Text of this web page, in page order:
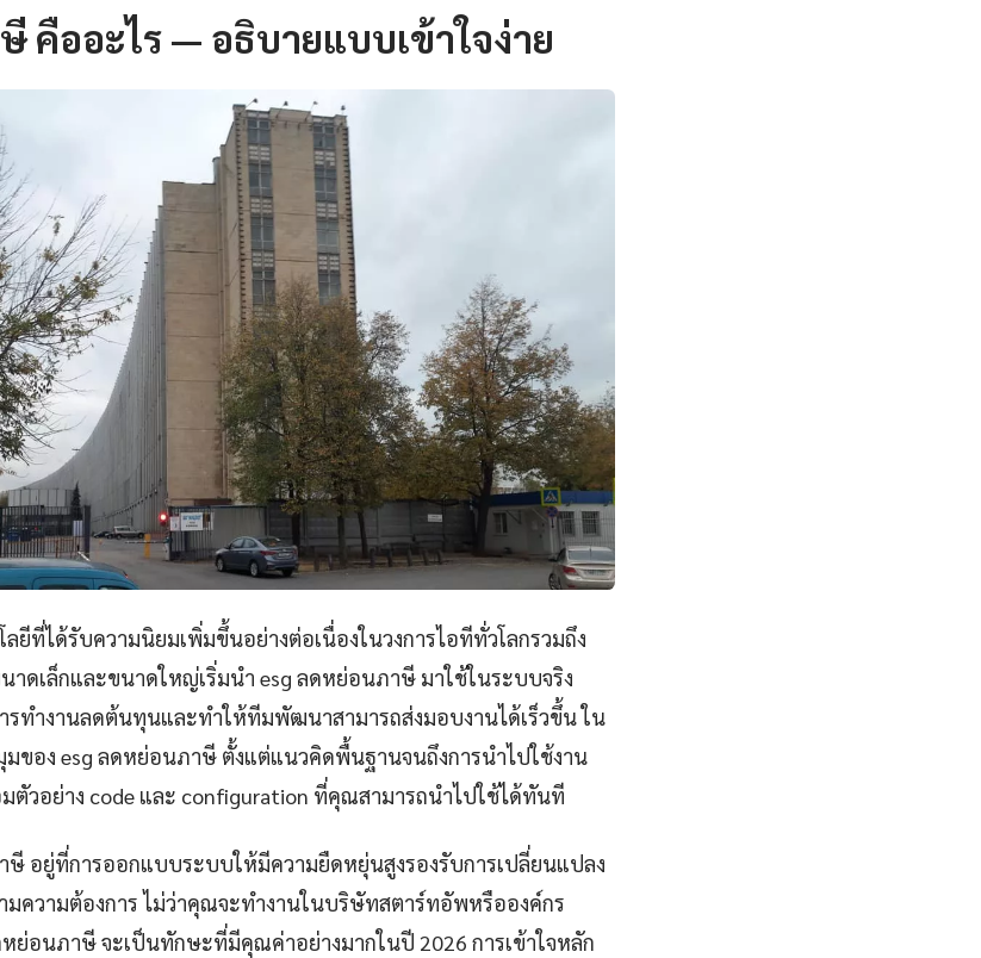
คืออะไร — อธิบายแบบเข้าใจง่าย
ยีที่ได้รับความนิยมเพิ่มขึ้นอย่างต่อเนื่องในวงการไอทีทั่วโลกรวมถึง
าดเล็กและขนาดใหญ่เริ่มนำ esg ลดหย่อนภาษี มาใช้ในระบบจริง
รทำงานลดต้นทุนและทำให้ทีมพัฒนาสามารถส่งมอบงานได้เร็วขึ้น ใน
ของ esg ลดหย่อนภาษี ตั้งแต่แนวคิดพื้นฐานจนถึงการนำไปใช้งาน
ตัวอย่าง code และ configuration ที่คุณสามารถนำไปใช้ได้ทันที
ษี อยู่ที่การออกแบบระบบให้มีความยืดหยุ่นสูงรองรับการเปลี่ยนแปลง
มความต้องการ ไม่ว่าคุณจะทำงานในบริษัทสตาร์ทอัพหรือองค์กร
ย่อนภาษี จะเป็นทักษะที่มีคุณค่าอย่างมากในปี 2026 การเข้าใจหลัก